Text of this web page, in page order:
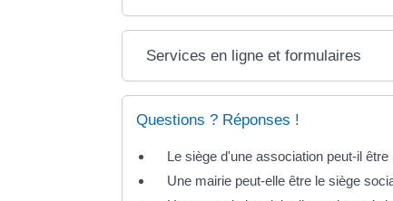
Services en ligne et formulaires
Questions ? Réponses !
Le siège d'une association peut-il
Une mairie peut-elle être le siège